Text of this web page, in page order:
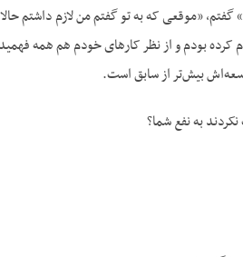
«موقعی که به تو گفتم من لازم داشتم
کرده بودم و از نظر کارهای خودم هم همه
بیش‌تر از سابق است.
به نفع شما؟